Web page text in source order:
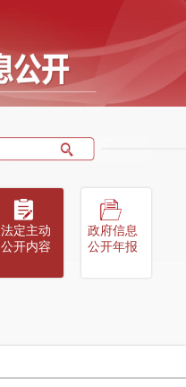
法定主动
公开内容
政府信息
公开年报